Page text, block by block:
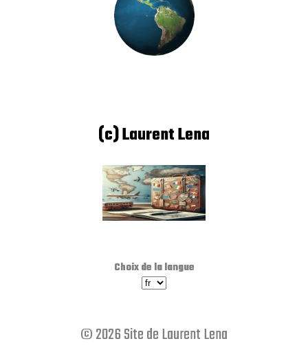
(c) Laurent Lena
Choix de la langue
© 2026 Site de Laurent Lena